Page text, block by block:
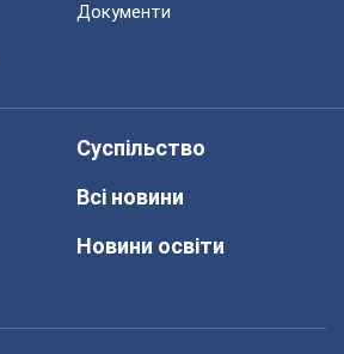
Документи
Суспільство
Всі новини
Новини освіти